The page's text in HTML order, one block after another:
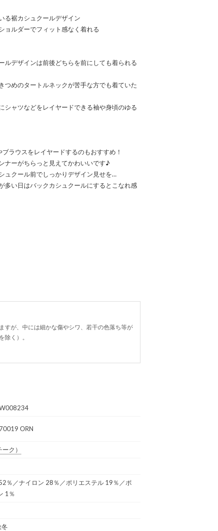
る裾カシュクールデザイン
ョルダーでフィット感なく着れる
ルデザインは前後どちらを前にしても着られる
つめのタートルネックが苦手な方でも着ていた
シャツなどをレイヤードできる袖や身頃のゆる
ラウスをレイヤードするのもおすすめ！
ナーがちらっと見えてかわいいです♪
ュクール前でしっかりデザイン見せを…
多い日はバックカシュクールにするとこなれ感
すが、中には細かな傷やシワ、若干の色落ち等が
除く）。
ORN
ーク）
％／ナイロン 28％／ポリエステル 19％／ポ
1％